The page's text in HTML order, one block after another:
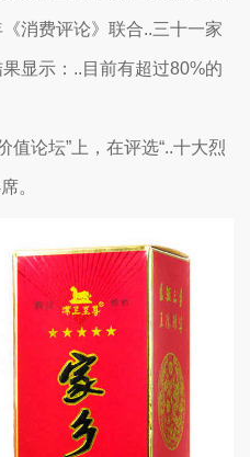
消费评论》联合..三十一家
显示：..目前有超过80%的
值论坛”上，在评选“..十大烈
。